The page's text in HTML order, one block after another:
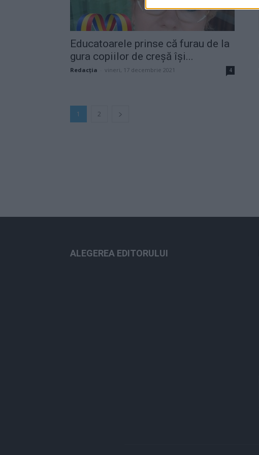
Educatoarele prinse că furau de la
gura copiilor de creșă își...
Redacţia vineri, 17 decembrie 2021 4
1 2
ALEGEREA EDITORULUI